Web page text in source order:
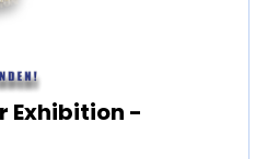
Exhibition -